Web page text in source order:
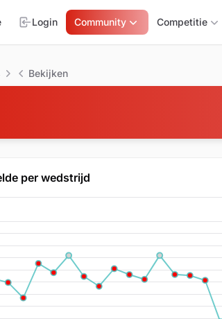
Login Community Competitie
Bekijken
per wedstrijd